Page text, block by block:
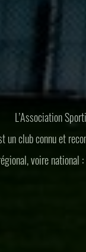
L’Association
un club connu et
voire national :